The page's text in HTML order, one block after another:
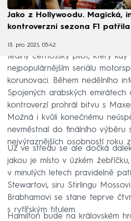
Jako z Hollywoodu. Magická,
kontroverzní sezona F1
13. pro 2021, 05:42
Jediný černošský pilot, který kdy
nejpopulárnějším seriálu
korunovaci. Během nedělního
Spojených arabských emirátech
kontroverzí prohrál bitvu s
Možná i kvůli konečnému
nevměstnal do finálního výběru
nejvýraznějších osobností roku
Už ve středu se ale dočká
jakou je místo v úzkém
v minulých letech pravidelně
Stewartovi, siru Stirlingu
Brabhamovi se stane teprve
s rytířským titulem.
Hamilton bude na královském